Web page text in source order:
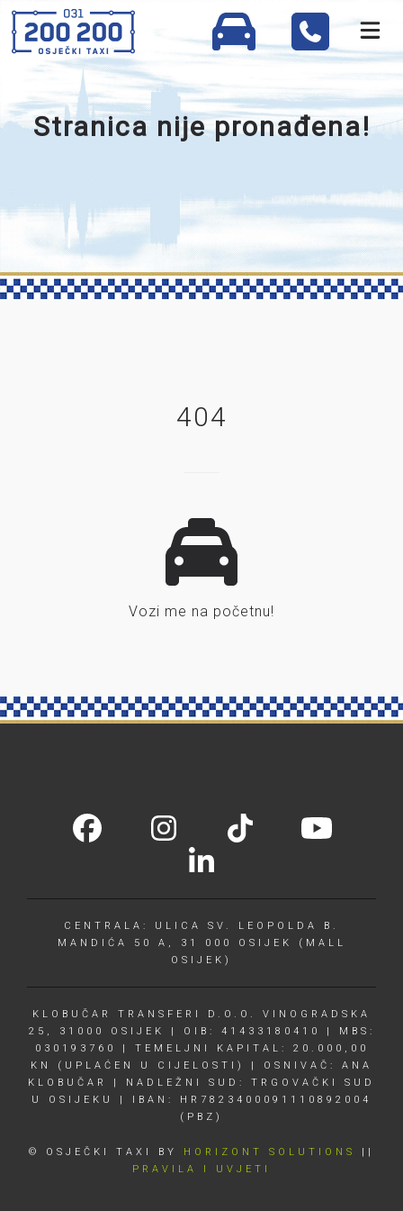
Stranica nije pronađena!
404
Vozi me na početnu!
CENTRALA: ULICA SV. LEOPOLDA B.
MANDIĆA 50 A, 31 000 OSIJEK (MALL
OSIJEK)
KLOBUČAR TRANSFERI D.O.O. VINOGRADSKA
25, 31000 OSIJEK | OIB: 41433180410 | MBS:
030193760 | TEMELJNI KAPITAL: 20.000,00
KN (UPLAĆEN U CIJELOSTI) | OSNIVAČ: ANA
KLOBUČAR | NADLEŽNI SUD: TRGOVAČKI SUD
U OSIJEKU | IBAN: HR7823400091110892004
(PBZ)
© OSJEČKI TAXI BY HORIZONT SOLUTIONS
||
PRAVILA I UVJETI